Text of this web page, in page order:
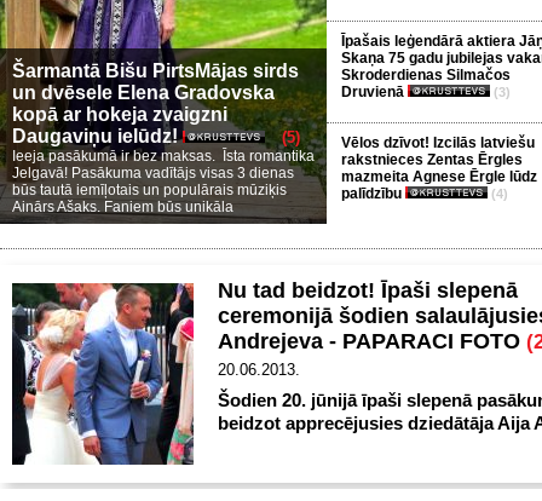
Šarmantā Bišu PirtsMājas sirds
un dvēsele Elena Gradovska
kopā ar hokeja zvaigzni
Daugaviņu ielūdz!
(5)
Ieeja pasākumā ir bez maksas. Īsta romantika
Jelgavā! Pasākuma vadītājs visas 3 dienas
būs tautā iemīļotais un populārais mūziķis
Ainārs Ašaks. Faniem būs unikāla
Īpašais leģendārā aktiera
Skaņa 75 gadu jubilejas
Skroderdienas Silmačos
Druvienā
(3)
Vēlos dzīvot! Izcilās latviešu
rakstnieces Zentas Ērgles
mazmeita Agnese Ērgle lūdz
palīdzību
(4)
Nu tad beidzot! Īpaši slepenā
ceremonijā šodien
Andrejeva - PAPARACI FOTO
20.06.2013.
Šodien 20. jūnijā īpaši slepenā
beidzot apprecējusies dziedātāja Aija